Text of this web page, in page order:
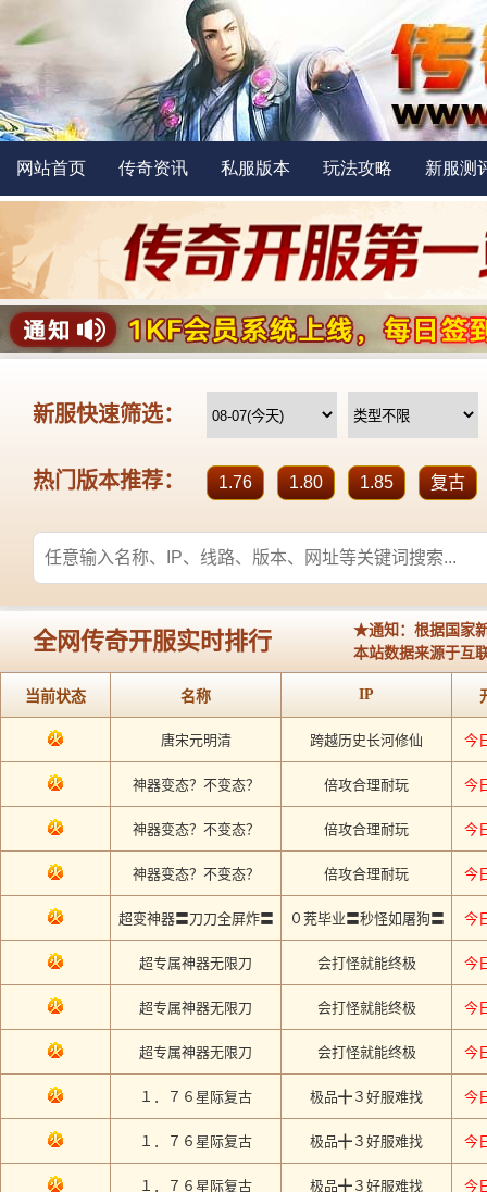
网站首页 传奇资讯 私服版本 玩法攻略 新服测